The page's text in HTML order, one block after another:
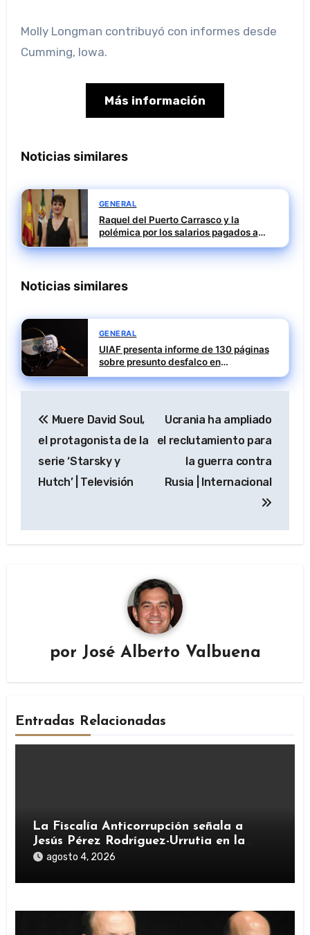
Molly Longman contribuyó con informes desde
Cumming, Iowa.
Más información
Noticias similares
GENERAL
Raquel del Puerto Carrasco y la
polémica por los salarios pagados a
David Sánchez
Noticias similares
GENERAL
UIAF presenta informe de 130 páginas
sobre presunto desfalco en
instituciones de salud
de
entradas
Muere David Soul,
el protagonista de la
serie ‘Starsky y
Hutch’ | Televisión
Ucrania ha ampliado
el reclutamiento para
la guerra contra
Rusia | Internacional
por José Alberto Valbuena
Entradas Relacionadas
La Fiscalía Anticorrupción señala a
Jesús Pérez Rodríguez-Urrutia en la
investigación del rescate de Tubos
agosto 4, 2026